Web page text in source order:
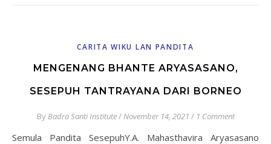
CARITA WIKU LAN PANDITA
MENGENANG BHANTE ARYASASANO,
SESEPUH TANTRAYANA DARI BORNEO
ByBadra Santi Institute/November 14, 2021 / 1 Comment
Semula Pandita SesepuhY.A. Mahasthavira Aryasasano